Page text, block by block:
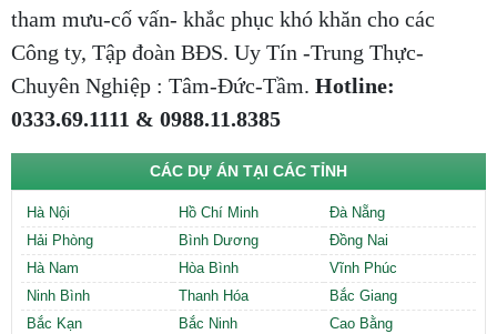
tham mưu-cố vấn- khắc phục khó khăn cho các
Công ty, Tập đoàn BĐS. Uy Tín -Trung Thực-
Chuyên Nghiệp : Tâm-Đức-Tầm. Hotline:
0333.69.1111 & 0988.11.8385
CÁC DỰ ÁN TẠI CÁC TỈNH
Hà Nội Hồ Chí Minh
Đà Nẵng
Hải Phòng
Bình Dương
Đồng Nai
Hà Nam
Hòa Bình
Vĩnh Phúc
Ninh Bình
Thanh Hóa
Bắc Giang
Bắc Kạn
Bắc Ninh
Cao Bằng